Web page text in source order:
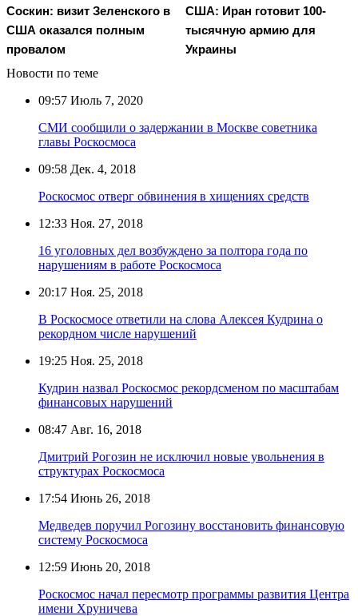
Соскин: визит Зеленского в
США оказался полным
провалом
США: Иран готовит 100-
тысячную армию для
Украины
Новости по теме
09:57 Июль 7, 2020
СМИ сообщили о задержании в Москве советника
главы Роскосмоса
09:58 Дек. 4, 2018
Роскосмос отверг обвинения в хищениях средств
12:33 Ноя. 27, 2018
16 уголовных дел возбуждено за полтора года по
нарушениям в работе Роскосмоса
20:17 Ноя. 25, 2018
В Роскосмосе ответили на слова Алексея Кудрина о
рекордном числе нарушений
19:25 Ноя. 25, 2018
Кудрин назвал Роскосмос рекордсменом по масштабам
финансовых нарушений
08:47 Авг. 16, 2018
Дмитрий Рогозин не исключил новые увольнения в
структурах Роскосмоса
17:54 Июнь 26, 2018
Медведев поручил Рогозину восстановить финансовую
систему Роскосмоса
12:59 Июнь 20, 2018
Роскосмос начал пересмотр программы развития Центра
имени Хруничева